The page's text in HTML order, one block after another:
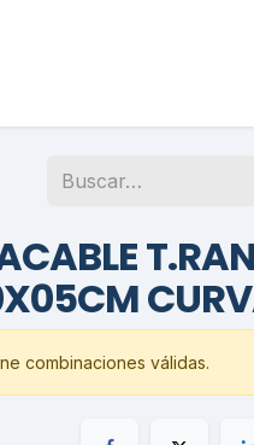
combinaciones válidas.